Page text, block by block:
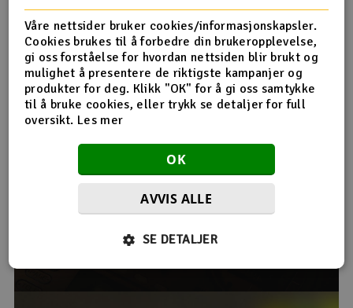
Våre nettsider bruker cookies/informasjonskapsler.
Cookies brukes til å forbedre din brukeropplevelse,
gi oss forståelse for hvordan nettsiden blir brukt og
mulighet å presentere de riktigste kampanjer og
produkter for deg. Klikk "OK" for å gi oss samtykke
til å bruke cookies, eller trykk se detaljer for full
oversikt. Les mer
OK
AVVIS ALLE
SE DETALJER